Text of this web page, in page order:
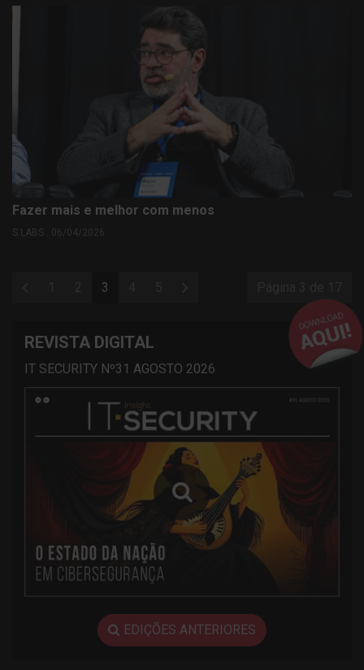
Fazer mais e melhor com menos
S.LABS . 06/04/2026
3
REVISTA DIGITAL
IT SECURITY Nº31 AGOSTO 2026
EDIÇÕES ANTERIORES